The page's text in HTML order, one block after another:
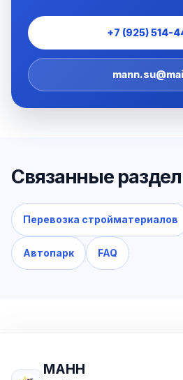
+7 (925) 514-
Связанные
Перевозка стройматериалов
Автопарк FAQ
МАНН